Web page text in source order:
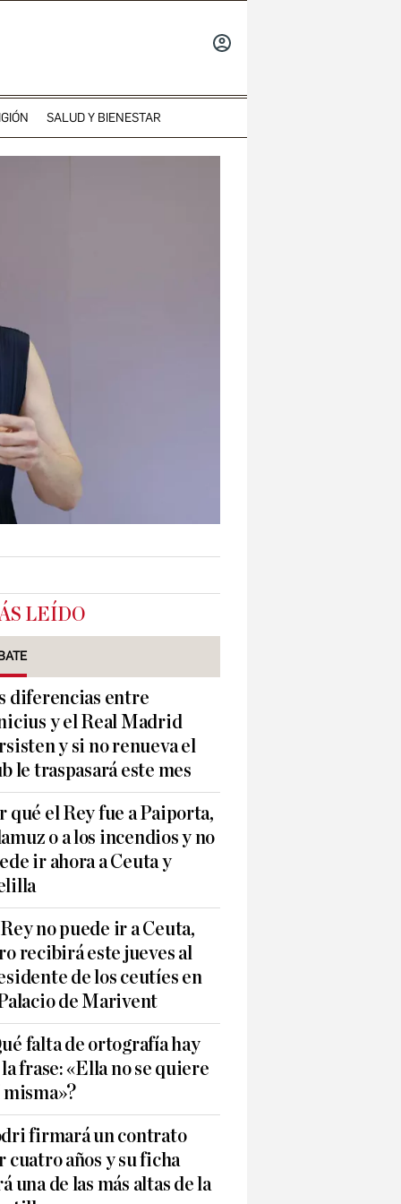
SALUD Y BIENESTAR
LEÍDO
diferencias entre
y el Real Madrid
y si no renueva el
le traspasará este mes
qué el Rey fue a Paiporta,
o a los incendios y no
ir ahora a Ceuta y
no puede ir a Ceuta,
recibirá este jueves al
de los ceutíes en
de Marivent
falta de ortografía hay
frase: «Ella no se quiere
misma»?
firmará un contrato
cuatro años y su ficha
una de las más altas de la